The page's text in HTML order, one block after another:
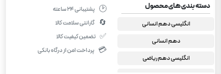
دسته بندی های محصول
انگلیسی دهم انسانی
دهم انسانی
انگلیسی دهم ریاضی
🕑 پشتیبانی ۲۴ ساعته
🔄 گارانتی سلامت کالا
✅ تضمین کیفیت کالا
💳 پرداخت امن از درگاه بانکی